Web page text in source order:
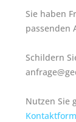
Sie haben
passenden
Schildern
Nutzen Sie